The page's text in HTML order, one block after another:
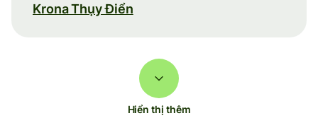
Krona Thụy Điển
Hiển thị thêm